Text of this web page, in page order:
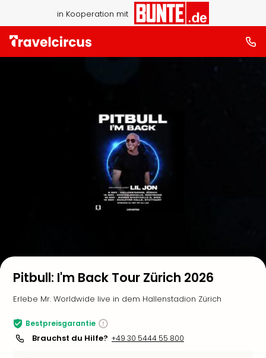
in Kooperation mit
Pitbull: I'm Back Tour Zürich 2026
Erlebe Mr. Worldwide live in dem Hallenstadion Zürich
Bestpreisgarantie
Brauchst du Hilfe? +49 30 5444 55 800